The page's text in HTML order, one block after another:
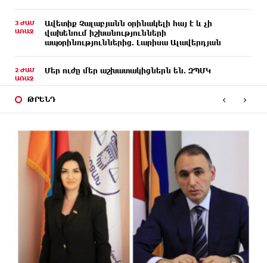
3 ԺԱՄ
ԱՌԱՋ
Ավետիք Չալաբյանն օրինակելի հայ է և չի
վախենում իշխանությունների
ապօրինություններից. Լարիսա Ալավերդյան
2 ԺԱՄ
ԱՌԱՋ
Մեր ուժը մեր աշխատակիցներն են. ԶՊՄԿ
2 ԺԱՄ
ԱՌԱՋ
քաղաքականություն դարձնել». Կարպիս Փաշոյան
8 ԺԱՄ
ԱՌԱՋ
Երևանի և մարզերի տասնյակ հասցեներում
օգոստոսի 10-ին, 11-ին, 12-ին և 13-ին գազ չի
լինելու
Հայ ուշուիստները 37 մեդալ են նվաճել
միջազգային մրցաշարում
ԱՄՆ Սենատը մեծամասնությամբ ընդունել է
Ռուսաստանի և Իրանի դեմ պատժամիջոցների
ընդլայնման օրինագիծը
ԹՐԵՆԴ ‹ ›